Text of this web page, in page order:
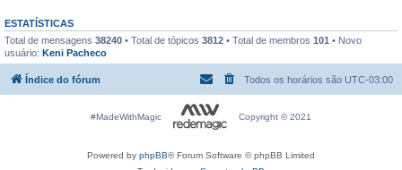
ESTATÍSTICAS
Total de mensagens 38240 • Total de tópicos 3812 • Total de membros 101 • Novo
usuário: Keni Pacheco
Índice do fórum Todos os horários são UTC-03:00
#MadeWithMagic Copyright © 2021
Powered by phpBB® Forum Software © phpBB Limited